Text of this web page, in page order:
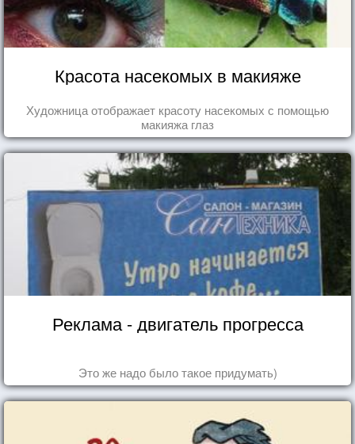
Красота насекомых в макияже
Художница отображает красоту насекомых с помощью
макияжа глаз
Реклама - двигатель прогресса
Это же надо было такое придумать)